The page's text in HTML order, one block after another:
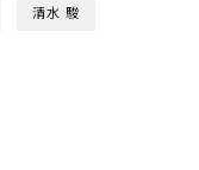
清水 駿